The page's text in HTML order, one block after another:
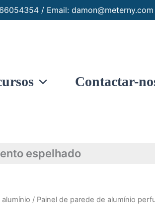
/ Email: damon@meterny.com
Contactar-
espelhado
/ Painel de parede de alumínio